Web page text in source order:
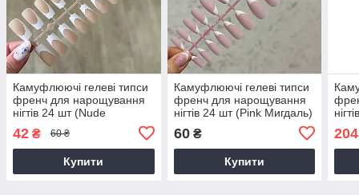
Камуфлюючі гелеві типси
френч для нарощування
нігтів 24 шт (Nude
42 ₴ 60 ₴
Купити
Камуфлюючі гелеві типси
френч для нарощування
нігтів 24 шт (Pink Мигдаль)
60₴
Купити
204